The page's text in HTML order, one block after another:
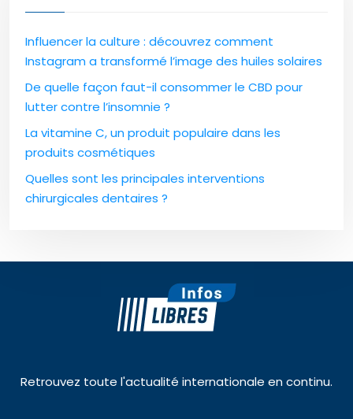
Influencer la culture : découvrez comment
Instagram a transformé l’image des huiles solaires
De quelle façon faut-il consommer le CBD pour
lutter contre l’insomnie ?
La vitamine C, un produit populaire dans les
produits cosmétiques
Quelles sont les principales interventions
chirurgicales dentaires ?
Retrouvez toute l'actualité internationale en continu.